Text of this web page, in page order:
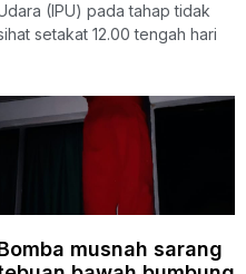
(IPU) pada tahap tidak
setakat 12.00 tengah hari
musnah sarang